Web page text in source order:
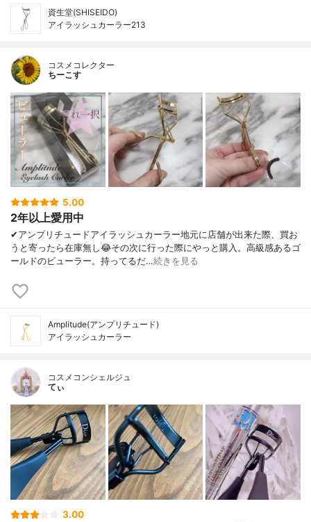
資生堂(SHISEIDO)
アイラッシュカーラー213
コスメコレクター
ちーこす
5.00
2年以上愛用中
✔︎アンプリチュードアイラッシュカーラー地元に店舗が出来た際、買お
うと寄ったら在庫無し😂その次に行った際にやっと購入。高級感あるゴ
ールドのビューラー。持ってるだ…続きを見る
Amplitude(アンプリチュード)
アイラッシュカーラー
コスメコンシェルジュ
てぃ
3.00